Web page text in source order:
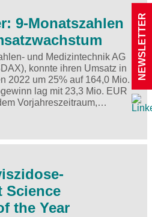
9-Monatszahlen
und Medizintechnik AG
konnte ihren Umsatz in
2022 um 25% auf 164,0 Mio.
lag mit 23,3 Mio. EUR
Vorjahreszeitraum,…
Science
the Year
NEWSLETTER